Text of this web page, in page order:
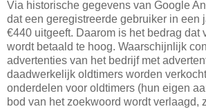
Via historische gegevens van Google
dat een geregistreerde gebruiker in een
€440 uitgeeft. Daarom is het bedrag dat
wordt betaald te hoog. Waarschijnlijk
advertenties van het bedrijf met
daadwerkelijk oldtimers worden
onderdelen voor oldtimers (hun eigen
bod van het zoekwoord wordt verlaagd,